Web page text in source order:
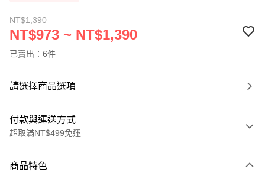
NT$1,390
NT$973 ~ NT$1,390
已賣出：6件
請選擇商品選項
付款與運送方式
超取滿NT$499免運
信用卡一次付款
商品特色